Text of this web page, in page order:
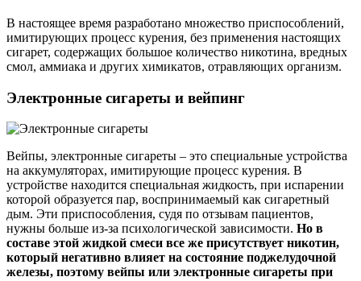
В настоящее время разработано множество приспособлений,
имитирующих процесс курения, без применения настоящих
сигарет, содержащих большое количество никотина, вредных
смол, аммиака и других химикатов, отравляющих организм.
Электронные сигареты и вейпинг
Вейпы, электронные сигареты – это специальные устройства
на аккумуляторах, имитирующие процесс курения. В
устройстве находится специальная жидкость, при испарении
которой образуется пар, воспринимаемый как сигаретный
дым. Эти приспособления, судя по отзывам пациентов,
нужны больше из-за психологической зависимости. Но в
составе этой жидкой смеси все же присутствует никотин,
который негативно влияет на состояние поджелудочной
железы, поэтому вейпы или электронные сигареты при